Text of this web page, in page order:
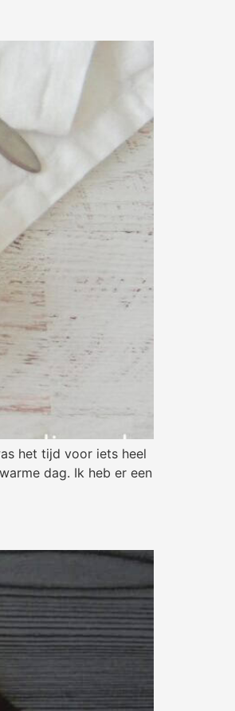
het tijd voor iets heel
dag. Ik heb er een